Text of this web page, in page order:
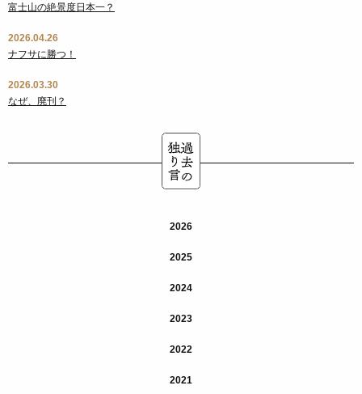
富士山の絶景度日本一？
2026.04.26
ナフサに勝つ！
2026.03.30
なぜ、廃刊？
2026
2025
2024
2023
2022
2021